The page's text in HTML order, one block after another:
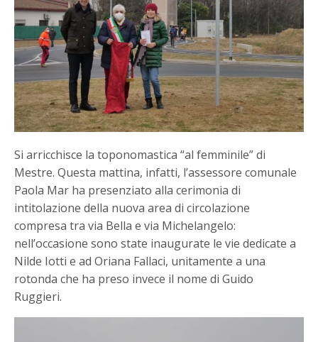
Si arricchisce la toponomastica “al femminile” di
Mestre. Questa mattina, infatti, l’assessore comunale
Paola Mar ha presenziato alla cerimonia di
intitolazione della nuova area di circolazione
compresa tra via Bella e via Michelangelo:
nell’occasione sono state inaugurate le vie dedicate a
Nilde Iotti e ad Oriana Fallaci, unitamente a una
rotonda che ha preso invece il nome di Guido
Ruggieri.